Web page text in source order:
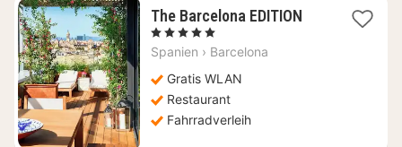
The Barcelona EDITION1
, 5 Sterne
Spanien › Barcelona
Gratis WLAN
Restaurant
Fahrradverleih